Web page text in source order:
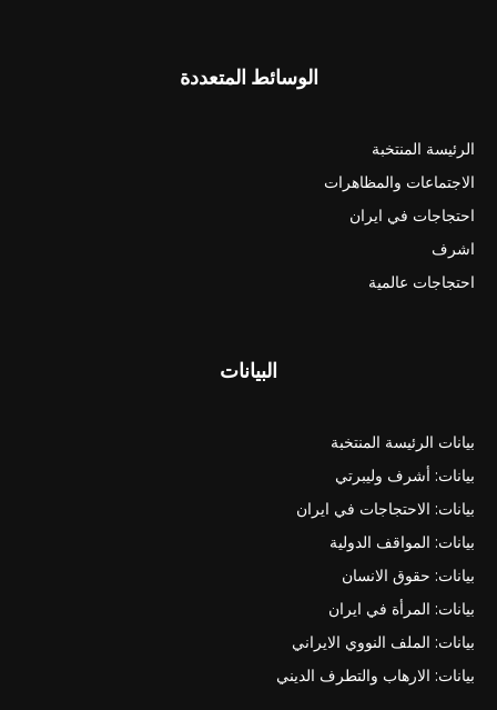
الوسائط المتعددة
الرئيسة المنتخبة
الاجتماعات والمظاهرات
احتجاجات في ايران
اشرف
احتجاجات عالمية
البيانات
بيانات الرئيسة المنتخبة
بيانات: أشرف وليبرتي
بيانات: الاحتجاجات في ايران
بيانات: المواقف الدولية
بيانات: حقوق الانسان
بيانات: المرأة في ايران
بيانات: الملف النووي الايراني
بيانات: الارهاب والتطرف الديني